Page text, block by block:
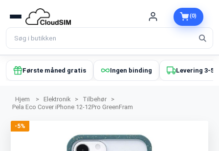
(0)
Første måned gratis Ingen binding Levering 3-5
Hjem > Elektronik > Tilbehør
>
Pela Eco Cover iPhone 12-12Pro GreenFram
-5%